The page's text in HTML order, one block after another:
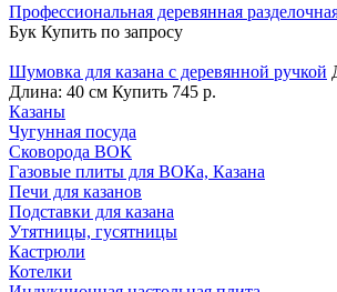
Профессиональная деревянная
Бук Купить по запросу
Шумовка для казана с деревянной ручкой
Длина: 40 см Купить 745 р.
Казаны
Чугунная посуда
Сковорода ВОК
Газовые плиты для ВОКа, Казана
Печи для казанов
Подставки для казана
Утятницы, гусятницы
Кастрюли
Котелки